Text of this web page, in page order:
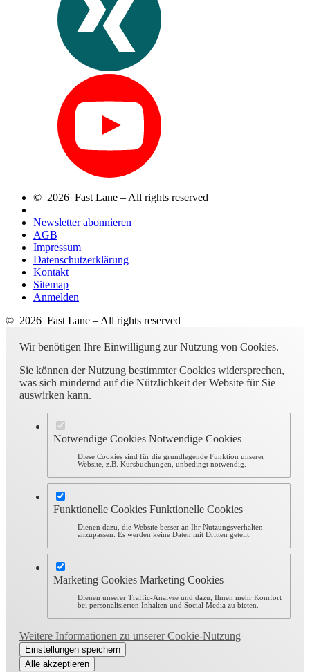
© 2026 Fast Lane – All rights reserved
Newsletter abonnieren
AGB
Impressum
Datenschutzerklärung
Kontakt
Sitemap
Anmelden
© 2026 Fast Lane – All rights reserved
Wir benötigen Ihre Einwilligung zur Nutzung von Cookies.
Sie können der Nutzung bestimmter Cookies widersprechen,
was sich mindernd auf die Nützlichkeit der Website für Sie
auswirken kann.
Notwendige Cookies Notwendige Cookies
Diese Cookies sind für die grundlegende Funktion unserer
Website, z.B. Kursbuchungen, unbedingt notwendig.
Funktionelle Cookies Funktionelle Cookies
Dienen dazu, die Website besser an Ihr Nutzungsverhalten
anzupassen. Es werden keine Daten mit Dritten geteilt.
Marketing Cookies Marketing Cookies
Dienen unserer Traffic-Analyse und dazu, Ihnen mehr Komfort
bei personalisierten Inhalten und Social Media zu bieten.
Weitere Informationen zu unserer Cookie-Nutzung